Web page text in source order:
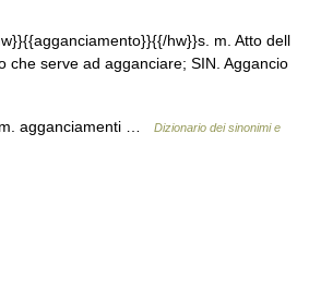
hw}}s. m. Atto dell
che serve ad agganciare; SIN. Aggancio
agganciamenti …
Dizionario dei sinonimi e